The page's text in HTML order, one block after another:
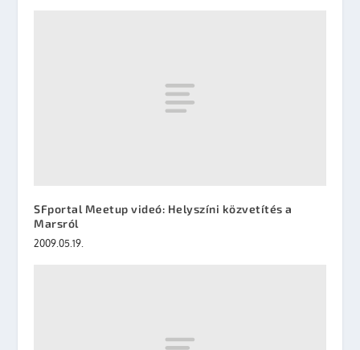
SFportal Meetup videó: Helyszíni közvetítés a
Marsról
2009.05.19.